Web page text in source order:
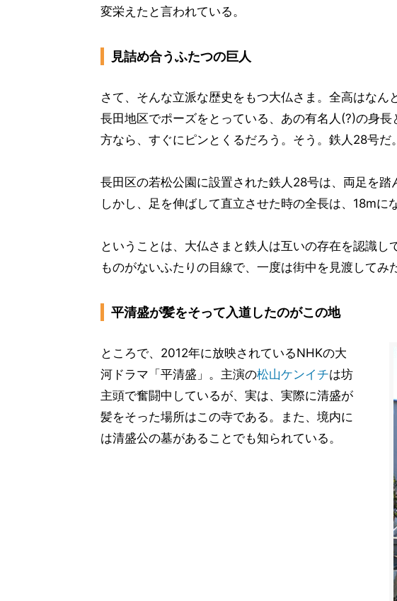
変栄えたと言われている。
見詰め合うふたつの巨人
さて、そんな立派な歴史をもつ大仏さま。全高はな
長田地区でポーズをとっている、あの有名人(?)の身
方なら、すぐにピンとくるだろう。そう。鉄人28号だ。
長田区の若松公園に設置された鉄人28号は、両足を踏
しかし、足を伸ばして直立させた時の全長は、18mに
ということは、大仏さまと鉄人は互いの存在を認識し
ものがないふたりの目線で、一度は街中を見渡してみ
平清盛が髪をそって入道したのがこの地
ところで、2012年に放映されているNHKの大
河ドラマ「平清盛」。主演の松山ケンイチは坊
主頭で奮闘中しているが、実は、実際に清盛が
髪をそった場所はこの寺である。また、境内に
は清盛公の墓があることでも知られている。